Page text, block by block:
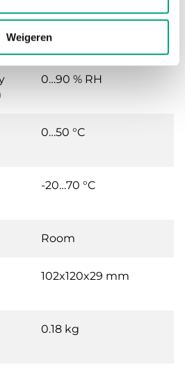
Weigeren
AC 50/60Hz / ), 3.0 VA
IP20
0…90 % RH
0…50 °C
-20…70 °C
Room
102x120x29 mm
0.18 kg